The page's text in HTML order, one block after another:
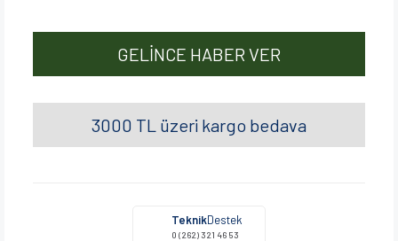
GELİNCE HABER VER
3000 TL üzeri kargo bedava
TeknikDestek
0 (262) 321 46 53